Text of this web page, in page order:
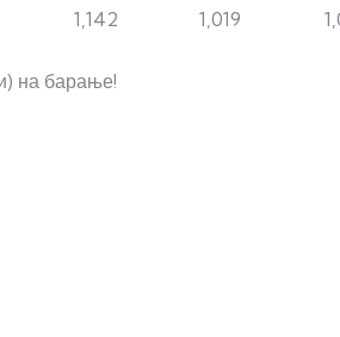
1,142 1,019
на барање!